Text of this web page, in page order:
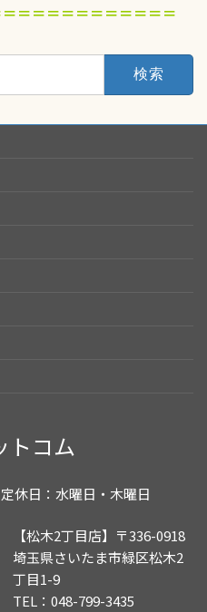
＝＝＝＝＝＝＝＝＝＝＝
トコム
定休日：水曜日・木曜日
【松木2丁目店】〒336-0918
埼玉県さいたま市緑区松木2
丁目1-9
TEL：048-799-3435